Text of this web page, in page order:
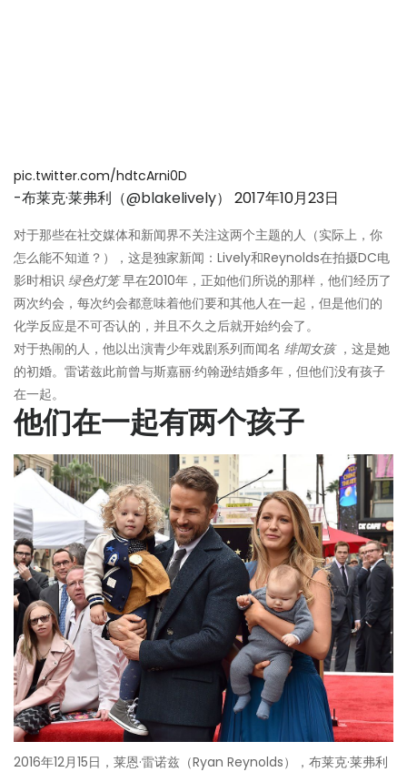
pic.twitter.com/hdtcArni0D
-布莱克·莱弗利（@blakelively） 2017年10月23日
对于那些在社交媒体和新闻界不关注这两个主题的人（实际上，你
怎么能不知道？），这是独家新闻：Lively和Reynolds在拍摄DC电
影时相识 绿色灯笼早在2010年，正如他们所说的那样，他们经历了
两次约会，每次约会都意味着他们要和其他人在一起，但是他们的
化学反应是不可否认的，并且不久之后就开始约会了。
对于热闹的人，他以出演青少年戏剧系列而闻名 绯闻女孩，这是她
的初婚。雷诺兹此前曾与斯嘉丽·约翰逊结婚多年，但他们没有孩子
在一起。
他们在一起有两个孩子
2016年12月15日，莱恩·雷诺兹（Ryan Reynolds），布莱克·莱弗利